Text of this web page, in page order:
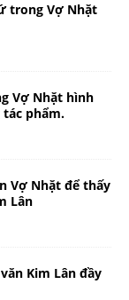
trong Vợ Nhặt
Vợ Nhặt hình
phẩm.
Vợ Nhặt để thấy
Lân
Kim Lân đầy